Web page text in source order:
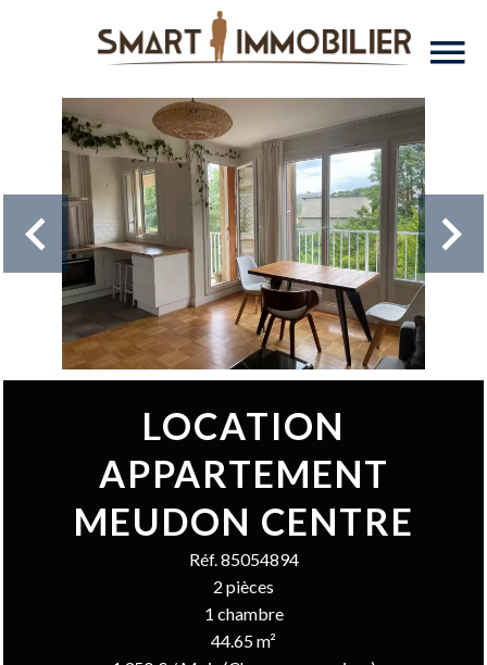
LOCATION
APPARTEMENT
MEUDON CENTRE
Réf. 85054894
2 pièces
1 chambre
44.65 m²